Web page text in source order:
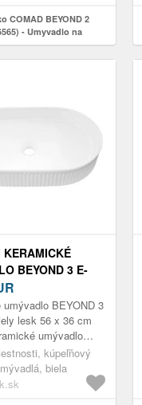
COMAD BEYOND 2
- Umyvadlo na
pr. 36 cm matná
2 BLACK ( E-6565 )
KERAMICKÉ
BEYOND 3 E-
LESK 56 X 36
umývadlo BEYOND 3
lesk 56 x 36 cm
umývadlo
v bielom lesklom
dokonalú
kúpeľňový
biela